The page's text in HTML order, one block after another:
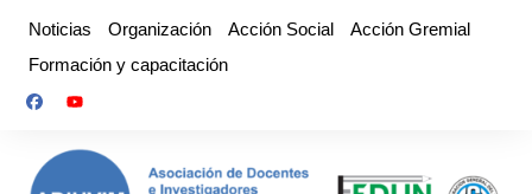
contenido
Noticias Organización Acción Social
Acción Gremial
Formación y capacitación